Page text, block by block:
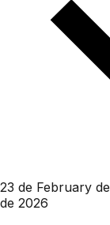
23 de February
de 2026